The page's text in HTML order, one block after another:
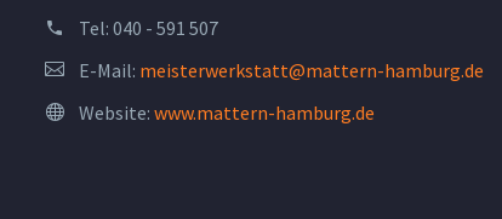
Tel: 040 - 591 507
E-Mail: meisterwerkstatt@mattern-hamburg.de
Website: www.mattern-hamburg.de